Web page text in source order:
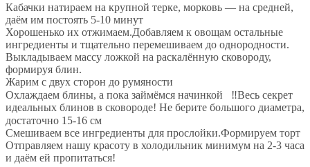
Кабачки натираем на крупной терке, морковь — на средней,
даём им постоять 5-10 минут
Хорошенько их отжимаем.Добавляем к овощам остальные
ингредиенты и тщательно перемешиваем до однородности.
Выкладываем массу ложкой на раскалённую сковороду,
формируя блин.
Жарим с двух сторон до румяности
Охлаждаем блины, а пока займёмся начинкой⠀‼Весь секрет
идеальных блинов в сковороде! Не берите большого диаметра,
достаточно 15-16 см⠀
Смешиваем все ингредиенты для прослойки.Формируем торт
Отправляем нашу красоту в холодильник минимум на 2-3 часа
и даём ей пропитаться!